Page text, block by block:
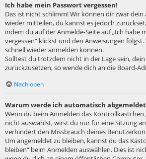
Ich habe mein Passwort vergessen!
Das ist nicht schlimm! Wir können dir zwar
wieder mitteilen, du kannst es jedoch
indem du auf der Anmelde-Seite auf „Ich habe
vergessen“ klickst und den Anweisungen
schnell wieder anmelden können.
Solltest du trotzdem nicht in der Lage sein,
zurückzusetzen, so wende dich an die Board-
Nach oben
Warum werde ich automatisch
Wenn du beim Anmelden das Kontrollkästchen
nicht auswählst, wirst du nur für eine Sitzung
verhindert den Missbrauch deines
Um angemeldet zu bleiben, kannst du das
bleiben“ beim Anmelden auswählen. Dies ist